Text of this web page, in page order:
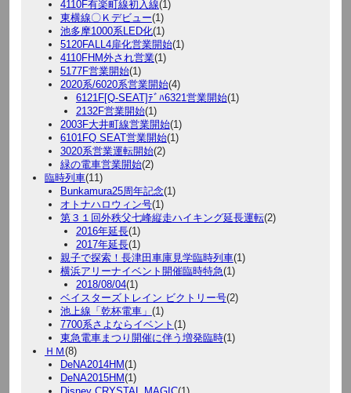
4110F有楽町線初入線(1)
東横線〇Ｋデビュー(1)
池多摩1000系LED化(1)
5120FALL4扉化営業開始(1)
4110FHM外され営業(1)
5177F営業開始(1)
2020系/6020系営業開始(4)
6121F[Q-SEAT]ﾃﾞﾊ6321営業開始(1)
2132F営業開始(1)
2003F大井町線営業開始(1)
6101FQ SEAT営業開始(1)
3020系営業運転開始(2)
緑の電車営業開始(2)
臨時列車(11)
Bunkamura25周年記念(1)
オトナハロウィン号(1)
第３１回外秩父七峰縦走ハイキング延長運転(2)
2016年延長(1)
2017年延長(1)
親子で探索！長津田車庫見学臨時列車(1)
横浜アリーナイベント開催臨時特急(1)
2018/08/04(1)
ベイスターズトレイン ビクトリー号(2)
池上線「乾杯電車」 (1)
7700系さよならイベント (1)
東急電車まつり開催に伴う増発臨時(1)
ＨＭ(8)
DeNA2014HM(1)
DeNA2015HM(1)
Disney CRYSTAL MAGIC(1)